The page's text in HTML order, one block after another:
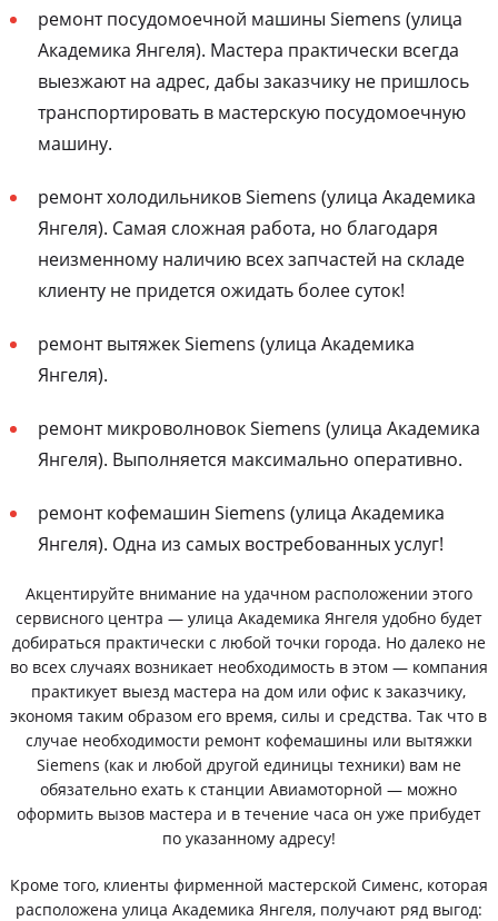
ремонт посудомоечной машины Siemens (улица
Академика Янгеля). Мастера практически всегда
выезжают на адрес, дабы заказчику не пришлось
транспортировать в мастерскую посудомоечную
машину.
ремонт холодильников Siemens (улица Академика
Янгеля). Самая сложная работа, но благодаря
неизменному наличию всех запчастей на складе
клиенту не придется ожидать более суток!
ремонт вытяжек Siemens (улица Академика
Янгеля).
ремонт микроволновок Siemens (улица Академика
Янгеля). Выполняется максимально оперативно.
ремонт кофемашин Siemens (улица Академика
Янгеля). Одна из самых востребованных услуг!
Акцентируйте внимание на удачном расположении этого
сервисного центра — улица Академика Янгеля удобно будет
добираться практически с любой точки города. Но далеко не
во всех случаях возникает необходимость в этом — компания
практикует выезд мастера на дом или офис к заказчику,
экономя таким образом его время, силы и средства. Так что в
случае необходимости ремонт кофемашины или вытяжки
Siemens (как и любой другой единицы техники) вам не
обязательно ехать к станции Авиамоторной — можно
оформить вызов мастера и в течение часа он уже прибудет
по указанному адресу!
Кроме того, клиенты фирменной мастерской Сименс, которая
расположена улица Академика Янгеля, получают ряд выгод: